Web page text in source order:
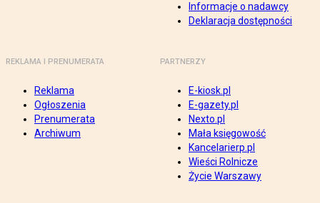
Informacje o nadawcy
Deklaracja dostępności
REKLAMA I PRENUMERATA
Reklama
Ogłoszenia
Prenumerata
Archiwum
PARTNERZY
E-kiosk.pl
E-gazety.pl
Nexto.pl
Mała księgowość
Kancelarierp.pl
Wieści Rolnicze
Życie Warszawy